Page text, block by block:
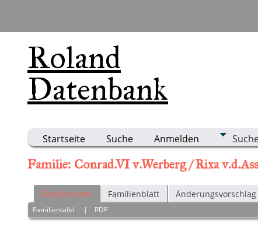
Roland
Datenbank
Startseite Suche Anmelden
Familie: Conrad.VI v.Werberg / Rixa
Familientafel Familienblatt Änderungsvorschlag
Familientafel | PDF